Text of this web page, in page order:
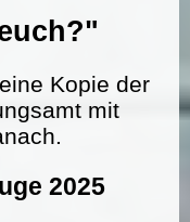
Kopie der
mit
2025